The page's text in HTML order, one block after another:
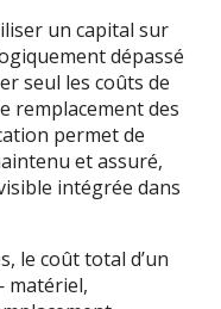
un capital sur
dépassé
seul les coûts de
remplacement des
permet de
et assuré,
intégrée dans
le coût total d’un
matériel,